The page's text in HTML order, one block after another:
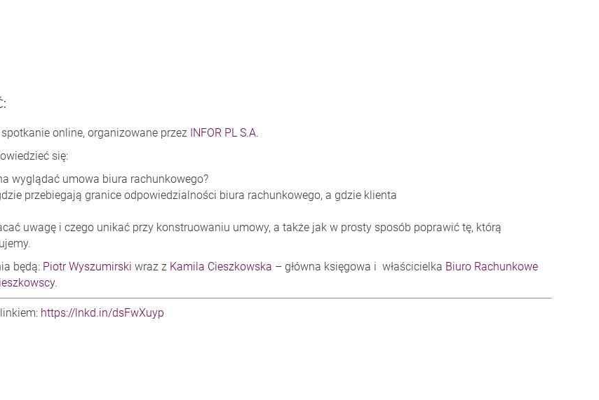
:
online, organizowane przez INFOR PL S.A.
się:
wyglądać umowa biura rachunkowego?
przebiegają granice odpowiedzialności biura rachunkowego, a gdzie klienta
uwagę i czego unikać przy konstruowaniu umowy, a także jak w prosty sposób poprawić tę, którą
będą: Piotr Wyszumirski wraz z Kamila Cieszkowska – główna księgowa i właścicielka Biuro Rachunkowe
.
https://lnkd.in/dsFwXuyp